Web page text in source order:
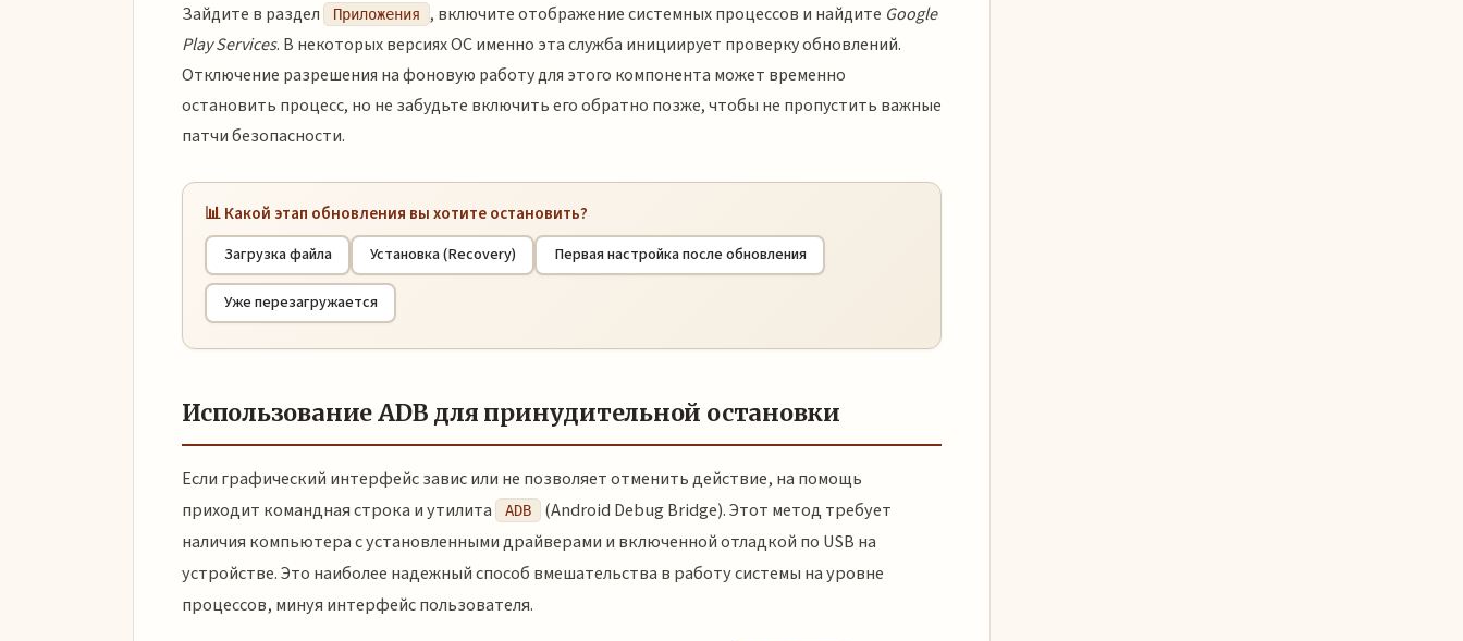
Зайдите в раздел
Приложения , включите отображение системных процессов и найдите Google
Play Services. В некоторых версиях ОС именно эта служба инициирует проверку обновлений.
Отключение разрешения на фоновую работу для этого компонента может временно
остановить процесс, но не забудьте включить его обратно позже, чтобы не пропустить важные
патчи безопасности.
📊 Какой этап обновления вы хотите остановить?
Загрузка файла Установка (Recovery) Первая настройка после обновления
Уже перезагружается
Использование ADB для принудительной остановки
Если графический интерфейс завис или не позволяет отменить действие, на помощь
приходит командная строка и утилита
ADB
(Android Debug Bridge). Этот метод требует
наличия компьютера с установленными драйверами и включенной отладкой по USB на
устройстве. Это наиболее надежный способ вмешательства в работу системы на уровне
процессов, минуя интерфейс пользователя.